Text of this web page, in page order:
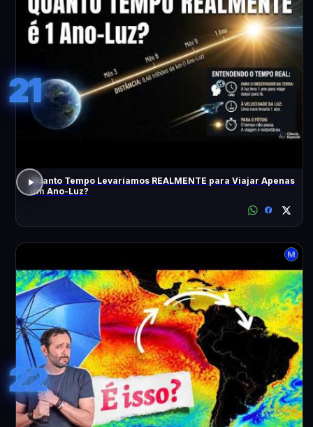
21
Quanto Tempo Levaríamos REALMENTE para Viajar Apenas
Um Ano-Luz?
22